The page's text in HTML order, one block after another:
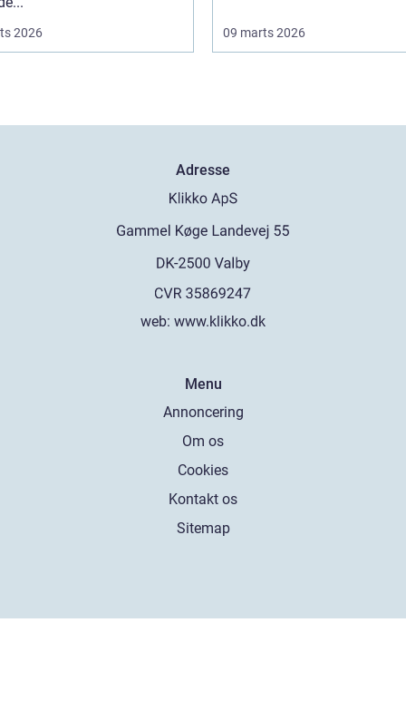
2026 09 marts 2026
Adresse
web: www.klikko.dk
Menu
Annoncering
Om os
Cookies
Kontakt os
Sitemap